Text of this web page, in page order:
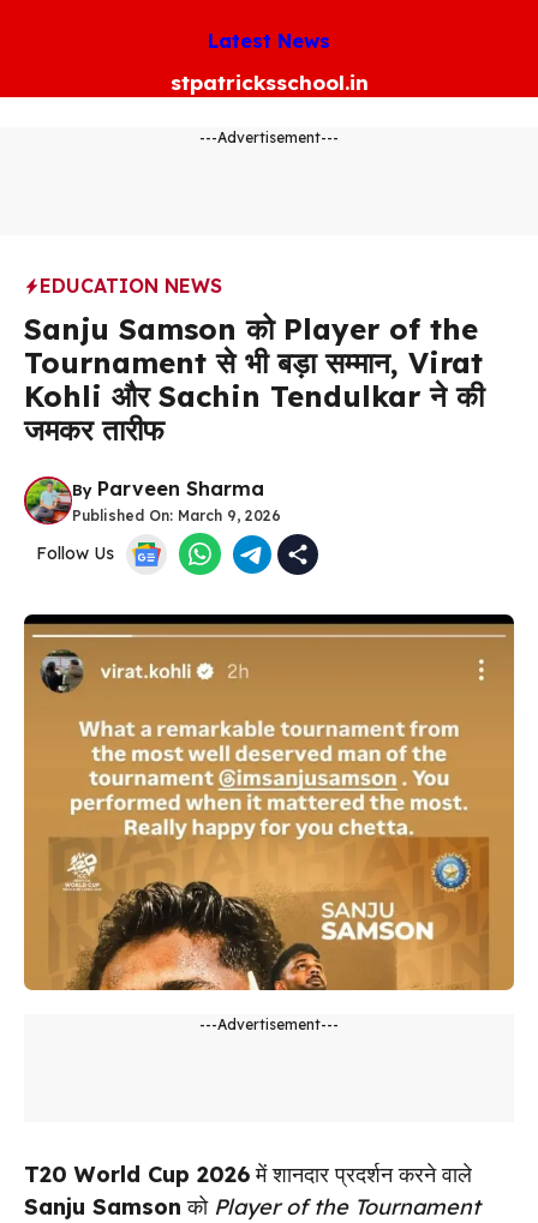
Latest News
stpatricksschool.in
---Advertisement---
EDUCATION NEWS
Sanju Samson को Player of the
Tournament से भी बड़ा सम्मान, Virat
Kohli और Sachin Tendulkar ने की
जमकर तारीफ
By Parveen Sharma
Published On: March 9, 2026
Follow Us
---Advertisement---
T20 World Cup 2026में शानदार प्रदर्शन करने वाले
Sanju Samson को Player of the Tournament